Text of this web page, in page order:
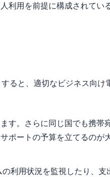
利用を前提に構成されてい
ると、適切なビジネス向け
す。さらに同じ国でも携帯
ポートの予算を立てるのが
利用状況を監視したり、支